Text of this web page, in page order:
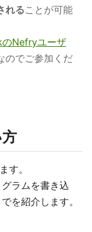
れることが可能
Nefryユーザ
のでご参加くだ
す。
ラムを書き込
を紹介します。